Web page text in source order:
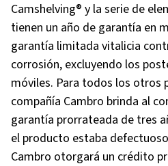
Camshelving® y la serie de
tienen un año de garantía en
garantía limitada vitalicia
corrosión, excluyendo los
móviles. Para todos los otros
compañía Cambro brinda al
garantía prorrateada de tres
el producto estaba
Cambro otorgará un crédito